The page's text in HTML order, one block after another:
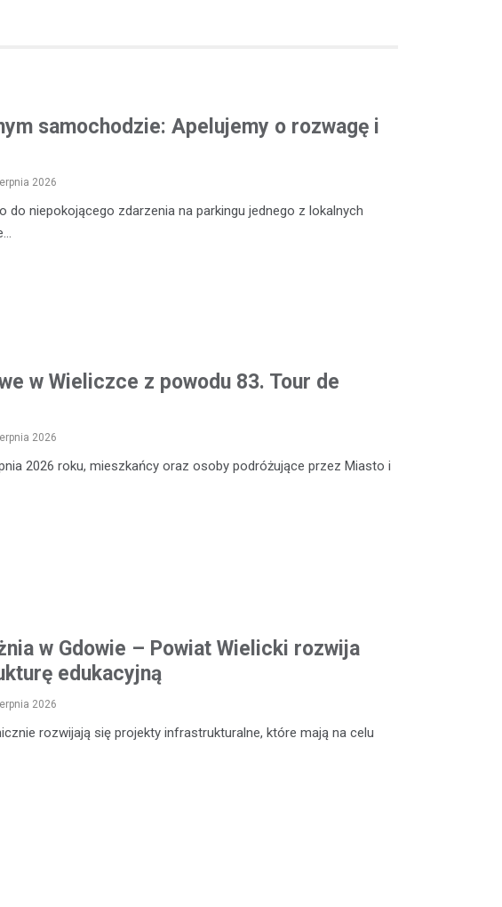
samochodzie: Apelujemy o rozwagę i
2026
do niepokojącego zdarzenia na parkingu jednego z lokalnych
w Wieliczce z powodu 83. Tour de
2026
2026 roku, mieszkańcy oraz osoby podróżujące przez Miasto i
w Gdowie – Powiat Wielicki rozwija
edukacyjną
2026
rozwijają się projekty infrastrukturalne, które mają na celu